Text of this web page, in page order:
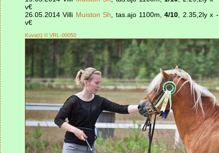
v€
26.05.2014 Villi Muiston Sh , tas.ajo 1100m,4/10 , 2.35,2ly x
v€
Kuva(t) © VRL-00050